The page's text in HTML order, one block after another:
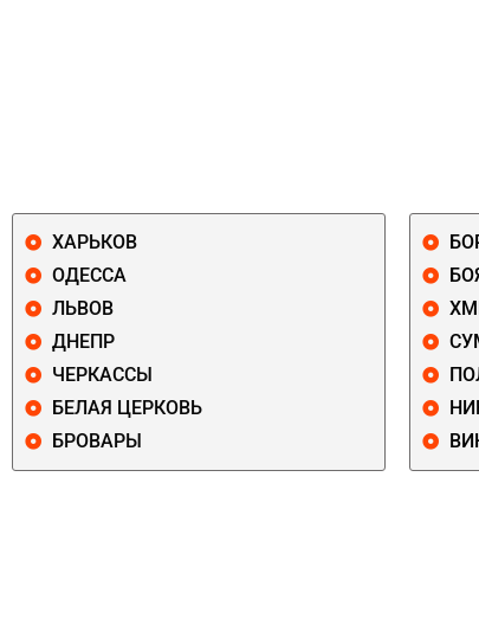
ХАРЬКОВ
ОДЕССА
ЛЬВОВ
ДНЕПР
ЧЕРКАССЫ
БЕЛАЯ ЦЕРКОВЬ
БРОВАРЫ